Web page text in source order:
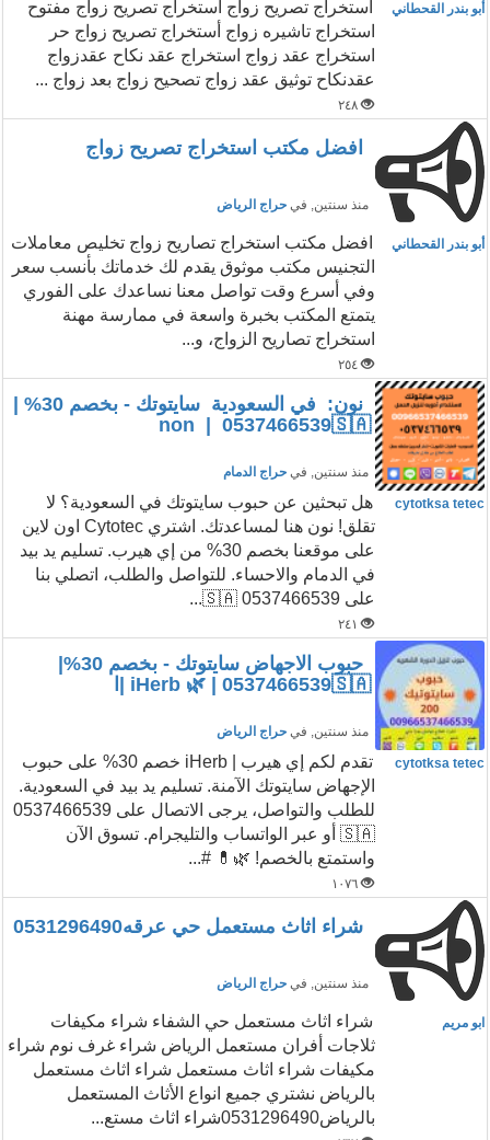
أبو بندر القحطاني
استخراج تصريح زواج استخراج تصريح زواج مفتوح
استخراج تاشيره زواج أستخراج تصريح زواج حر
استخراج عقد زواج استخراج عقد نكاح عقدزواج
عقدنكاح توثيق عقد زواج تصحيح زواج بعد زواج ...
٢٤٨
افضل مكتب استخراج تصريح زواج
منذ سنتين, في حراج الرياض
أبو بندر القحطاني
افضل مكتب استخراج تصاريح زواج تخليص معاملات
التجنيس مكتب موثوق يقدم لك خدماتك بأنسب سعر
وفي أسرع وقت تواصل معنا نساعدك على الفوري
يتمتع المكتب بخبرة واسعة في ممارسة مهنة
استخراج تصاريح الزواج، و...
٢٥٤
نون: في السعودية سايتوتك - بخصم 30% |
non | 0537466539🇸🇦
منذ سنتين, في حراج الدمام
cytotksa tetec
هل تبحثين عن حبوب سايتوتك في السعودية؟ لا
تقلق! نون هنا لمساعدتك. اشتري Cytotec اون لاين
على موقعنا بخصم 30% من إي هيرب. تسليم يد بيد
في الدمام والاحساء. للتواصل والطلب، اتصلي بنا
على 0537466539 🇸🇦...
٢٤١
حبوب الاجهاض سايتوتك - بخصم 30%|
iHerb 🌿 | 0537466539🇸🇦 |ا
منذ سنتين, في حراج الرياض
cytotksa tetec
تقدم لكم إي هيرب | iHerb خصم 30% على حبوب
الإجهاض سايتوتك الآمنة. تسليم يد بيد في السعودية.
للطلب والتواصل، يرجى الاتصال على 0537466539
🇸🇦 أو عبر الواتساب والتليجرام. تسوق الآن
واستمتع بالخصم! 🌿💊 #...
١٠٧٦
شراء اثاث مستعمل حي عرقه0531296490
منذ سنتين, في حراج الرياض
ابو مريم
شراء اثاث مستعمل حي الشفاء شراء مكيفات
ثلاجات أفران مستعمل الرياض شراء غرف نوم شراء
مكيفات شراء اثاث مستعمل شراء اثاث مستعمل
بالرياض نشتري جميع انواع الأثاث المستعمل
بالرياض0531296490شراء اثاث مستع...